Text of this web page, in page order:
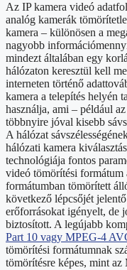
Az IP kamera videó
analóg kamerák
kamera – különösen a
nagyobb
mindezt általában egy
hálózaton keresztül kell
interneten történő
kamera a telepítés helyén
használja, ami – például
többnyire jóval kisebb
A hálózat
hálózati kamera
technológiája fontos
videó tömörítési
formátumban tömörített
következő lépcsőjét
erőforrásokat igényelt, de
biztosított. A legújabb
Part 10 vagy MPEG-4
tömörítési formátumnak
tömörítésre képes, mint az